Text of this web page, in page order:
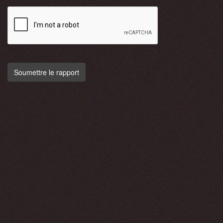
Soumettre le rapport